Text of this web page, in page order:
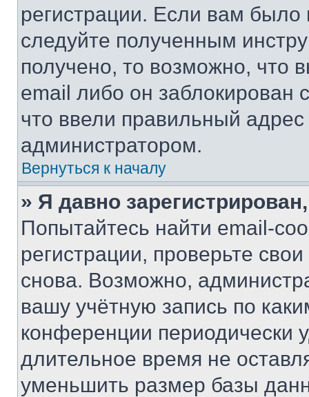
регистрации. Если вам
следуйте полученным
получено, то возможно, что
email либо он
что ввели правильный адрес
администратором.
Вернуться к началу
» Я давно
Попытайтесь найти email-
регистрации, проверьте
снова. Возможно,
вашу учётную запись по
конференции периодически
длительное время не
уменьшить размер базы